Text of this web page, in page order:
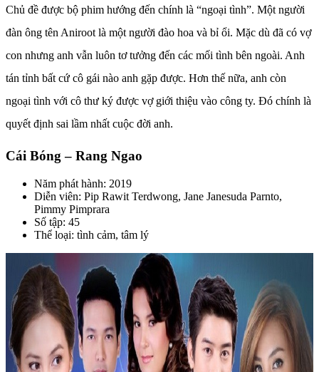
Chủ đề được bộ phim hướng đến chính là “ngoại tình”. Một người
đàn ông tên Aniroot là một người đào hoa và bỉ ổi. Mặc dù đã có vợ
con nhưng anh vẫn luôn tơ tưởng đến các mối tình bên ngoài. Anh
tán tỉnh bất cứ cô gái nào anh gặp được. Hơn thế nữa, anh còn
ngoại tình với cô thư ký được vợ giới thiệu vào công ty. Đó chính là
quyết định sai lầm nhất cuộc đời anh.
Cái Bóng – Rang Ngao
Năm phát hành: 2019
Diễn viên: Pip Rawit Terdwong, Jane Janesuda Parnto,
Pimmy Pimprara
Số tập: 45
Thể loại: tình cảm, tâm lý